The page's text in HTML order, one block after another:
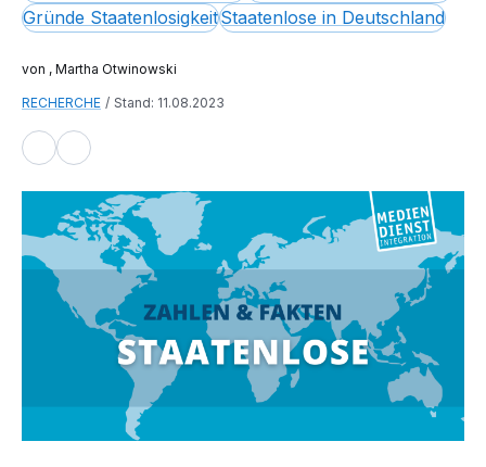
Gründe StaatenlosigkeitStaatenlose in Deutschland
, Martha Otwinowski
RECHERCHE Stand: 11.08.2023